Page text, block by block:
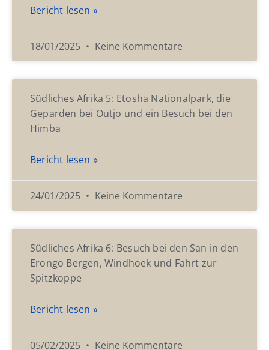
Bericht lesen »
18/01/2025 Keine Kommentare
Südliches Afrika 5: Etosha Nationalpark, die
Geparden bei Outjo und ein Besuch bei den
Himba
Bericht lesen »
24/01/2025 Keine Kommentare
Südliches Afrika 6: Besuch bei den San in den
Erongo Bergen, Windhoek und Fahrt zur
Spitzkoppe
Bericht lesen »
05/02/2025 Keine Kommentare